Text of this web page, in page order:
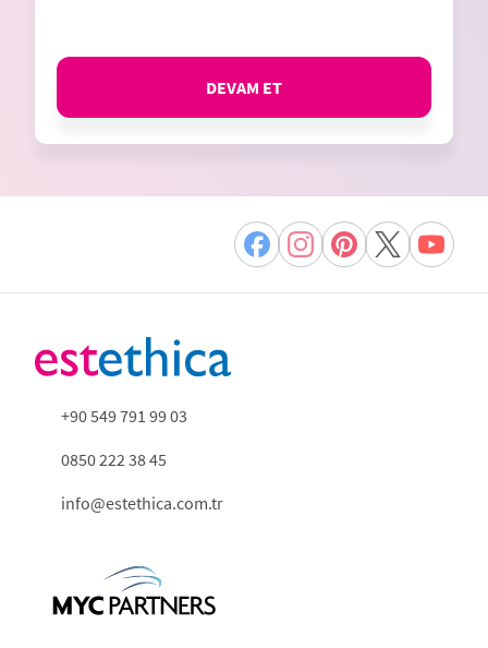
DEVAM ET
+90 549 791 99 03
0850 222 38 45
info@estethica.com.tr